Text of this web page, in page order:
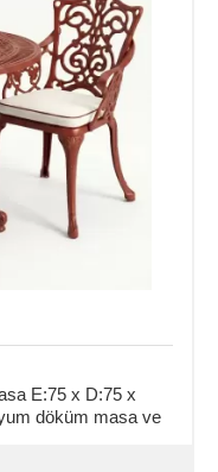
E:75 x D:75 x
döküm masa ve